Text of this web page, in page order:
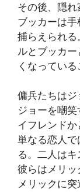
その後、隠れ
ブッカーは
捕らえられる
ルとブッカ
くなっている
傭兵たちはジ
ジョーを嘲
イフレンド
単なる恋人
る。二人はキ
彼らはメリ
メリックに